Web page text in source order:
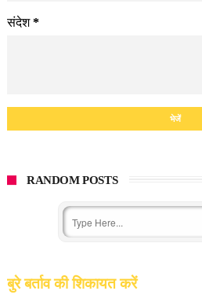
संदेश*
RANDOM POSTS
बुरे बर्ताव की शिकायत करें